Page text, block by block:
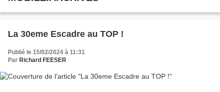
La 30eme Escadre au TOP !
Publié le 15/02/2024 à 11:31
Par Richard FEESER